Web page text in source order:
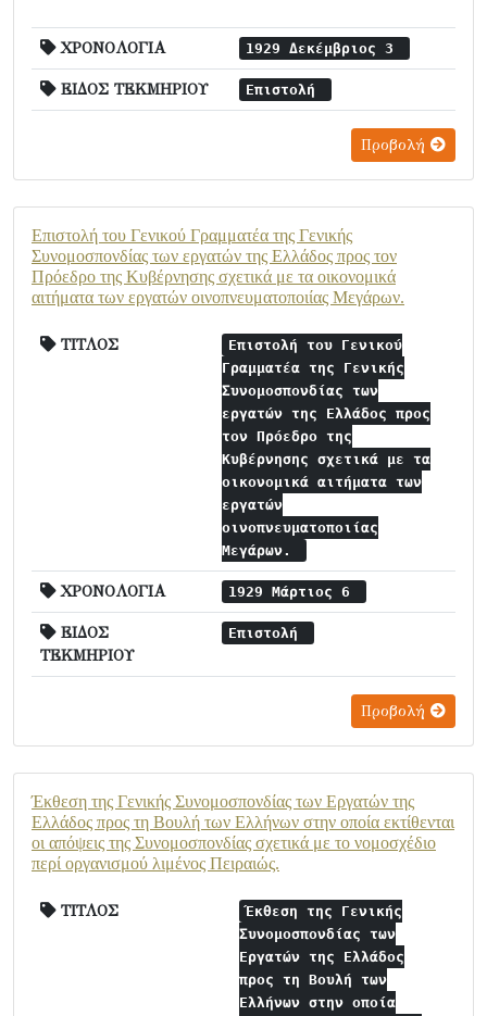
ΧΡΟΝΟΛΟΓΙΑ 1929 Δεκέμβριος 3
ΕΙΔΟΣ ΤΕΚΜΗΡΙΟΥ Επιστολή
Προβολή
Επιστολή του Γενικού Γραμματέα της Γενικής
Συνομοσπονδίας των εργατών της Ελλάδος προς τον
Πρόεδρο της Κυβέρνησης σχετικά με τα οικονομικά
αιτήματα των εργατών οινοπνευματοποιίας Μεγάρων.
ΤΙΤΛΟΣ
Επιστολή του Γενικού
Γραμματέα της Γενικής
Συνομοσπονδίας των
εργατών της Ελλάδος προς
τον Πρόεδρο της
Κυβέρνησης σχετικά με τα
οικονομικά αιτήματα των
εργατών
οινοπνευματοποιίας
Μεγάρων.
ΧΡΟΝΟΛΟΓΙΑ 1929 Μάρτιος 6
ΕΙΔΟΣ
ΤΕΚΜΗΡΙΟΥ
Επιστολή
Προβολή
Έκθεση της Γενικής Συνομοσπονδίας των Εργατών της
Ελλάδος προς τη Βουλή των Ελλήνων στην οποία εκτίθενται
οι απόψεις της Συνομοσπονδίας σχετικά με το νομοσχέδιο
περί οργανισμού λιμένος Πειραιώς.
ΤΙΤΛΟΣ
Έκθεση της Γενικής
Συνομοσπονδίας των
Εργατών της Ελλάδος
προς τη Βουλή των
Ελλήνων στην οποία